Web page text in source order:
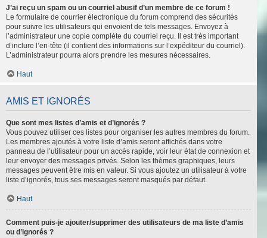
J’ai reçu un spam ou un courriel abusif d’un membre de ce forum !
Le formulaire de courrier électronique du forum comprend des sécurités
pour suivre les utilisateurs qui envoient de tels messages. Envoyez à
l’administrateur une copie complète du courriel reçu. Il est très important
d’inclure l’en-tête (il contient des informations sur l’expéditeur du courriel).
L’administrateur pourra alors prendre les mesures nécessaires.
Haut
AMIS ET IGNORÉS
Que sont mes listes d’amis et d’ignorés ?
Vous pouvez utiliser ces listes pour organiser les autres membres du forum.
Les membres ajoutés à votre liste d’amis seront affichés dans votre
panneau de l’utilisateur pour un accès rapide, voir leur état de connexion et
leur envoyer des messages privés. Selon les thèmes graphiques, leurs
messages peuvent être mis en valeur. Si vous ajoutez un utilisateur à votre
liste d’ignorés, tous ses messages seront masqués par défaut.
Haut
Comment puis-je ajouter/supprimer des utilisateurs de ma liste d’amis
ou d’ignorés ?